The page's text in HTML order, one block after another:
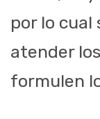
por lo
atender
formulen